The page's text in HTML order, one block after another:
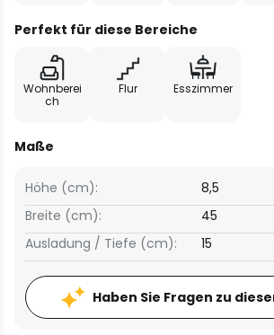
Perfekt für diese Bereiche
Wohnberei
ch
Flur Esszimmer
Maße
Breite (cm): 45
Höhe (cm): 8,5
Ausladung / Tiefe (cm): 15
Haben Sie Fragen zu